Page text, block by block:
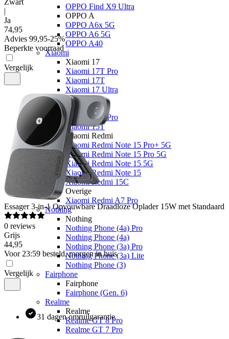
OPPO Find X9 Ultra
OPPO A
OPPO A6x 5G
OPPO A6 5G
OPPO A40
Xiaomi
Xiaomi 17
Xiaomi 17T Pro
Xiaomi 17T
Xiaomi 17 Ultra
Xiaomi 17
Xiaomi 15
Xiaomi 15T Pro
Xiaomi 15T
Xiaomi Redmi
Xiaomi Redmi Note 15 Pro+ 5G
Xiaomi Redmi Note 15 Pro 5G
Xiaomi Redmi Note 15 5G
Xiaomi Redmi Note 15
Xiaomi Redmi 15C
Overige
Xiaomi Redmi A7 Pro
Nothing
Nothing
Nothing Phone (4a) Pro
Nothing Phone (4a)
Nothing Phone (3a) Pro
Nothing Phone (3a) Lite
Nothing Phone (3)
Fairphone
Fairphone
Fairphone (Gen. 6)
Realme
Realme
Realme GT 8 Pro
Realme GT 7 Pro
Zwart
|
Ja
74,95
Advies 99,95-25%
Beperkte voorraad
Vergelijk
Essager 3-in-1 Opvouwbare Draadloze Oplader 15W met Standaard
0 reviews
Grijs
44,95
Voor 23:59 besteld, morgen in huis
Vergelijk
31 dagen omruilgarantie